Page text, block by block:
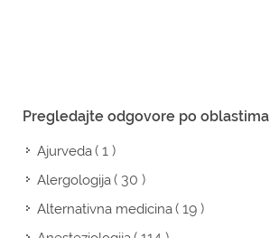
Pregledajte odgovore po oblastima
Ajurveda( 1 )
Alergologija( 30 )
Alternativna medicina( 19 )